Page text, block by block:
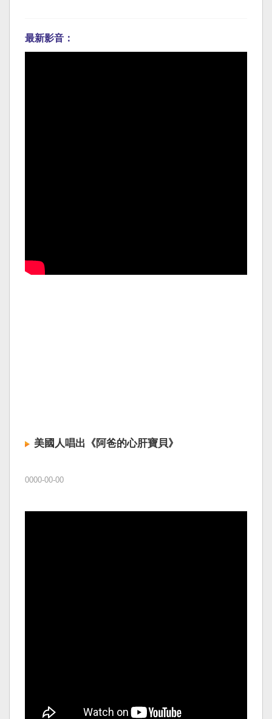
最新影音：
美國人唱出《阿爸的心肝寶貝》
0000-00-00